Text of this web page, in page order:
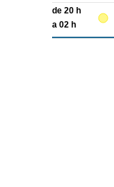
de 20 h
a 02 h